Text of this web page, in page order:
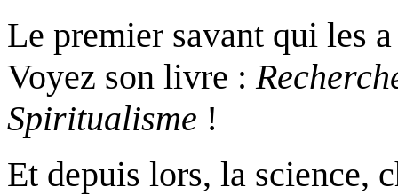
Le premier savant qui les
Voyez son livre :
Spiritualisme !
Et depuis lors, la science,